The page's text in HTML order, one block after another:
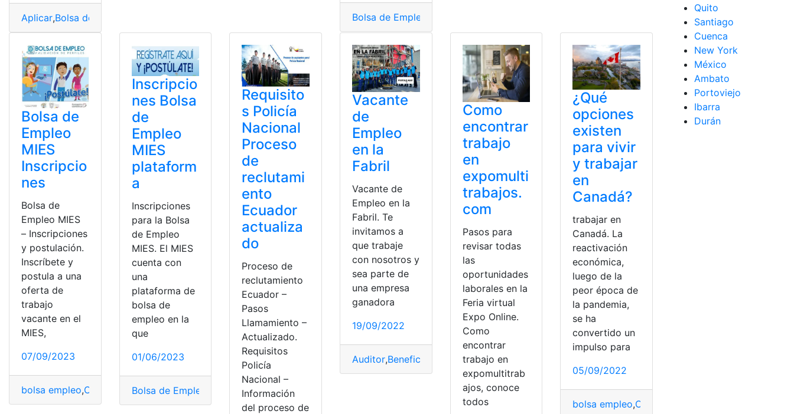
Aplicar,Bolsa de Empleo Municipio,municipio de Guayaquil
Bolsa de Empleo encuentra empleo
Bolsa de
Empleo
MIES
Inscripcio
nes
Bolsa de
Empleo MIES
– Inscripciones
y postulación.
Inscríbete y
postula a una
oferta de
trabajo
vacante en el
MIES,
07/09/2023
bolsa empleo,Consulta Ecuador,Herramientas Ecuador
Inscripcio
nes Bolsa
de
Empleo
MIES
plataform
a
Inscripciones
para la Bolsa
de Empleo
MIES. El MIES
cuenta con
una
plataforma de
bolsa de
empleo en la
que
01/06/2023
Bolsa de Empleo bolsa empleo,Requisitos
Requisito
s Policía
Nacional
Proceso
de
reclutami
ento
Ecuador
actualiza
do
Proceso de
reclutamiento
Ecuador –
Pasos
Llamamiento –
Actualizado.
Requisitos
Policía
Nacional –
Información
del proceso de
Vacante
de
Empleo
en la
Fabril
Vacante de
Empleo en la
Fabril. Te
invitamos a
que trabaje
con nosotros y
sea parte de
una empresa
ganadora
19/09/2022
Auditor,Beneficios bolsa empleo ,Empleo
Como
encontrar
trabajo
en
expomulti
trabajos.
com
Pasos para
revisar todas
las
oportunidades
laborales en la
Feria virtual
Expo Online.
Como
encontrar
trabajo en
expomultitrab
ajos, conoce
todos
¿Qué
opciones
existen
para vivir
y trabajar
en
Canadá?
trabajar en
Canadá. La
reactivación
económica,
luego de la
peor época de
la pandemia,
se ha
convertido un
impulso para
05/09/2022
bolsa empleo,Canadá
Quito
Santiago
Cuenca
New York
México
Ambato
Portoviejo
Ibarra
Durán